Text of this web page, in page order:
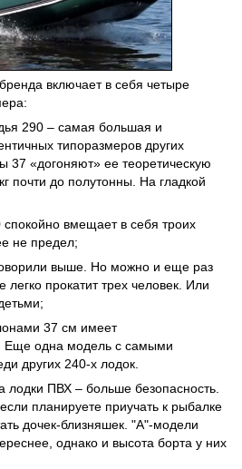
включает в себя четыре
290 – самая большая и
типоразмеров других
37 «догоняют» ее теоретическую
почти до полутонны. На гладкой
вмещает в себя троих
не предел;
выше. Но можно и еще раз
легко прокатит трех человек. Или
37 см имеет
Еще одна модель с самыми
других 240-х лодок.
ПВХ – больше безопасность.
планируете приучать к рыбалке
дочек-близняшек. "А"-модели
однако и высота борта у них